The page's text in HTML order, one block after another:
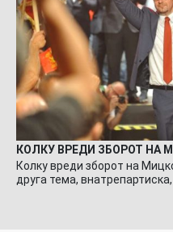
КОЛКУ ВРЕДИ ЗБОРОТ НА
Колку вреди зборот на
друга тема,